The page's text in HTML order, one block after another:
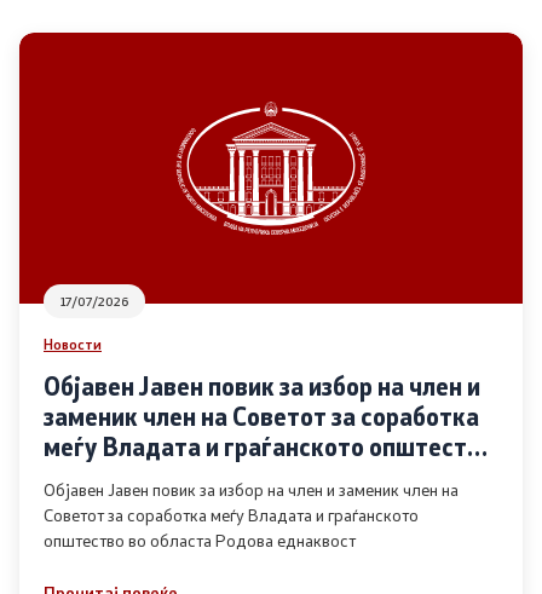
Основање на здружение
Дијалог меѓу Владата и граѓанскиот сектор
Отворени денови за иницијативи на граѓанските
организации
Финансиска поддршка
17/07/2026
Новости
Објавен Јавен повик за избор на член и
заменик член на Советот за соработка
меѓу Владата и граѓанското општество
во областа Родова еднаквост
Објавен Јавен повик за избор на член и заменик член на
Советот за соработка меѓу Владата и граѓанското
општество во областа Родова еднаквост